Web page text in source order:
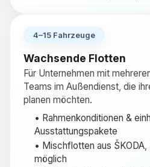
4–15 Fahrzeuge
Wachsende Flotten
Für Unternehmen mit
Teams im Außendienst, die
planen möchten.
• Rahmenkonditionen &
Ausstattungspakete
• Mischflotten aus ŠKODA,
möglich